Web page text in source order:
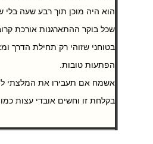
הוא היה מוכן תוך רבע שעה בלי
שכל בוקר ההתארגנות אורכת
בטוחני שזוהי רק תחילת הדרך
הפתעות טובות.
אשמח אם תעבירו את המלצתי
בקלחת זו וחשים אובדי עצות